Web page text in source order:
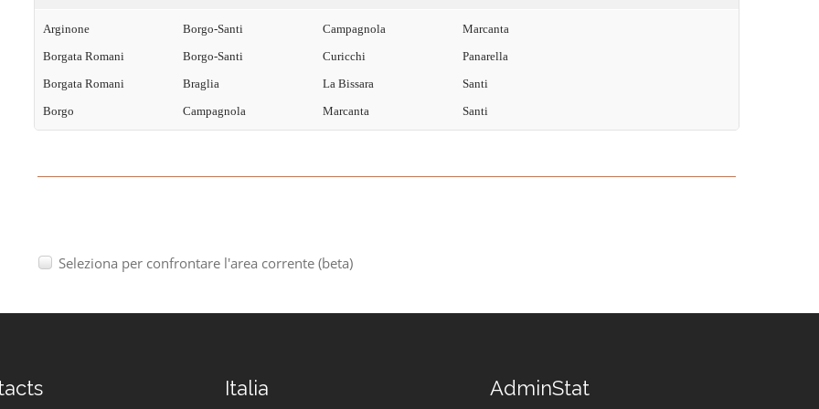
Arginone
Borgata Romani
Borgata Romani
Borgo
Borgo-Santi
Borgo-Santi
Braglia
Campagnola
Campagnola
Curicchi
La Bissara
Marcanta
Marcanta
Panarella
Santi
Santi
Seleziona per confrontare l'area corrente (beta)
Italia AdminStat